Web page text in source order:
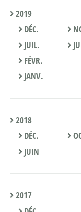
2019
DÉC.
JUIL.
FÉVR.
JANV.
2018
DÉC.
JUIN
2017